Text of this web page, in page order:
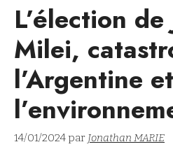
L’élection
Milei,
l’Argentine et
14/01/2024 par Jonathan MARIE